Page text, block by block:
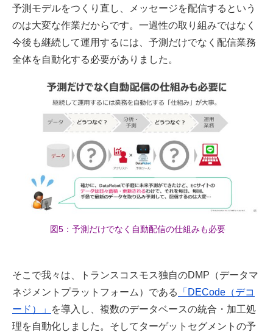
予測モデルをつくり直し、メッセージを配信するという
のは大変な作業だからです。一過性の取り組みではなく
今後も継続して運用するには、予測だけでなく配信業務
全体を自動化する必要がありました。
図5：予測だけでなく自動配信の仕組みも必要
そこで我々は、トランスコスモス独自のDMP（データマ
ネジメントプラットフォーム）である
「DECode（デコ
ード）」
を導入し、複数のデータベースの統合・加工処
理を自動化しました。そしてターゲットセグメントの予